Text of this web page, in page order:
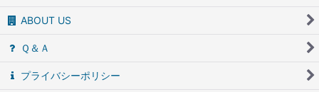
ABOUT US
Ｑ＆Ａ
プライバシーポリシー